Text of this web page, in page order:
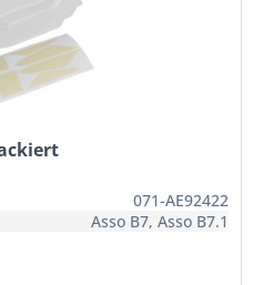
071-AE92422
Asso B7, Asso B7.1